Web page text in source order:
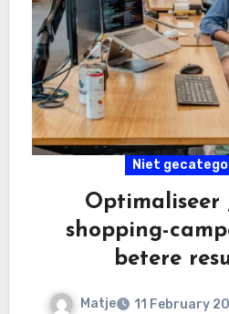
Niet
Optimaliseer
shopping-
betere
Matje 11 February